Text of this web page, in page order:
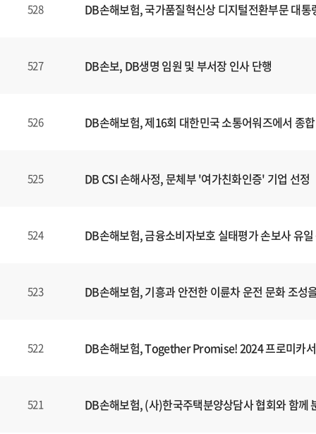
528 DB손해보험, 국가품질혁신상 디지털전환부문 대통
527 DB손보, DB생명 임원 및 부서장 인사 단행
526 DB손해보험, 제16회 대한민국 소통어워즈에서 종
525 DB CSI 손해사정, 문체부 '여가친화인증' 기업 선정
524 DB손해보험, 금융소비자보호 실태평가 손보사 유
523 DB손해보험, 기흥과 안전한 이륜차 운전 문화 조성
522 DB손해보험, Together Promise! 2024 프로미카
521 DB손해보험, (사)한국주택분양상담사 협회와 함께